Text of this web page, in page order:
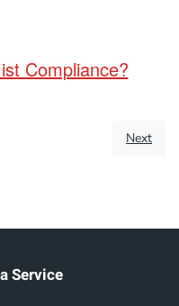
Compliance?
Next
Service